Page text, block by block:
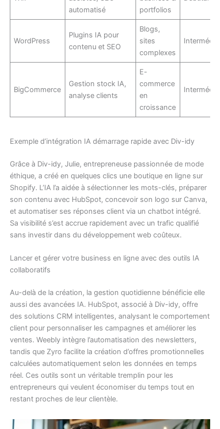
automatisé
portfolios
WordPress
Plugins IA pour
contenu et SEO
Blogs,
sites
complexes
BigCommerce
Gestion stock IA,
analyse clients
E-
commerce
en
croissance
Exemple d’intégration IA démarrage rapide avec Div-idy
Grâce à Div-idy, Julie, entrepreneuse passionnée de mode
éthique, a créé en quelques clics une boutique en ligne sur
Shopify. L’IA l’a aidée à sélectionner les mots-clés, préparer
son contenu avec HubSpot, concevoir son logo sur Canva,
et automatiser ses réponses client via un chatbot intégré.
Sa visibilité s’est accrue rapidement avec un trafic qualifié
sans investir dans du développement web coûteux.
Lancer et gérer votre business en ligne avec des outils IA
collaboratifs
Au-delà de la création, la gestion quotidienne bénéficie elle
aussi des avancées IA. HubSpot, associé à Div-idy, offre
des solutions CRM intelligentes, analysant le comportement
client pour personnaliser les campagnes et améliorer les
ventes. Weebly intègre l’automatisation des newsletters,
tandis que Zyro facilite la création d’offres promotionnelles
calculées automatiquement selon les données en temps
réel. Ces outils sont un véritable tremplin pour les
entrepreneurs qui veulent économiser du temps tout en
restant proches de leur clientèle.